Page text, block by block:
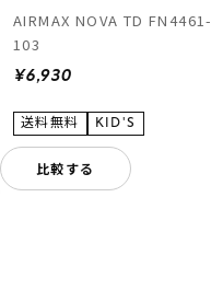
AIRMAX NOVA TD FN4461-
103
¥6,930
比較する